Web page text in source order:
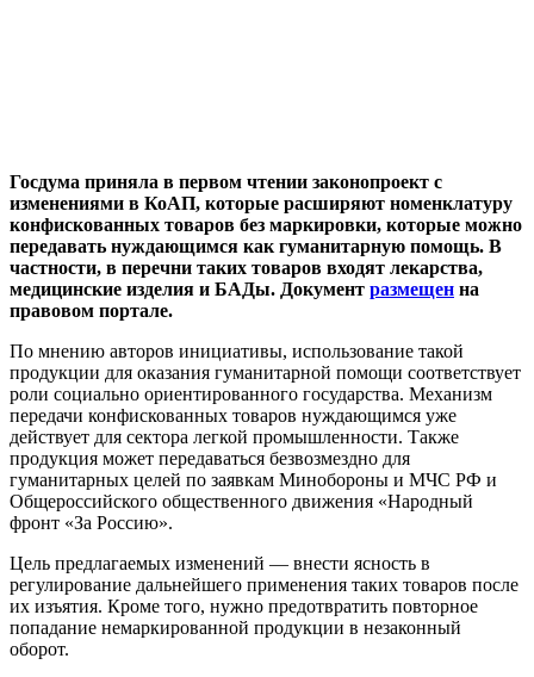
Госдума приняла в первом чтении законопроект с
изменениями в КоАП, которые расширяют номенклатуру
конфискованных товаров без маркировки, которые можно
передавать нуждающимся как гуманитарную помощь. В
частности, в перечни таких товаров входят лекарства,
медицинские изделия и БАДы. Документ размещен на
правовом портале.
По мнению авторов инициативы, использование такой
продукции для оказания гуманитарной помощи соответствует
роли социально ориентированного государства. Механизм
передачи конфискованных товаров нуждающимся уже
действует для сектора легкой промышленности. Также
продукция может передаваться безвозмездно для
гуманитарных целей по заявкам Минобороны и МЧС РФ и
Общероссийского общественного движения «Народный
фронт «За Россию».
Цель предлагаемых изменений — внести ясность в
регулирование дальнейшего применения таких товаров после
их изъятия. Кроме того, нужно предотвратить повторное
попадание немаркированной продукции в незаконный
оборот.